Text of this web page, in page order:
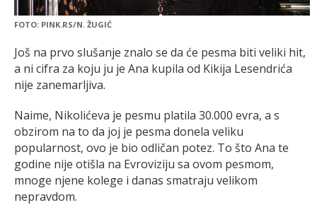
FOTO: PINK.RS/N. ŽUGIĆ
Još na prvo slušanje znalo se da će pesma biti veliki hit,
a ni cifra za koju ju je Ana kupila od Kikija Lesendrića
nije zanemarljiva.
Naime, Nikolićeva je pesmu platila 30.000 evra, a s
obzirom na to da joj je pesma donela veliku
popularnost, ovo je bio odličan potez. To što Ana te
godine nije otišla na Evroviziju sa ovom pesmom,
mnoge njene kolege i danas smatraju velikom
nepravdom.